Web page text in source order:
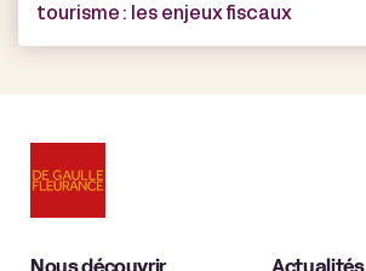
tourisme : les enjeux fiscaux